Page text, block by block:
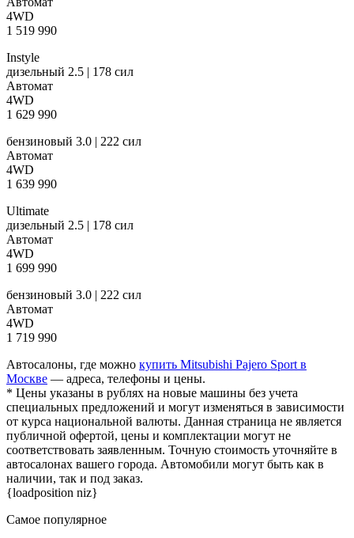
4WD
1 519 990
Instyle
дизельный 2.5 | 178 сил
Автомат
4WD
1 629 990
бензиновый 3.0 | 222 сил
Автомат
4WD
1 639 990
Ultimate
дизельный 2.5 | 178 сил
Автомат
4WD
1 699 990
бензиновый 3.0 | 222 сил
Автомат
4WD
1 719 990
Автосалоны, где можно купить Mitsubishi Pajero Sport в
Москве — адреса, телефоны и цены.
* Цены указаны в рублях на новые машины без учета
специальных предложений и могут изменяться в зависимости
от курса национальной валюты. Данная страница не является
публичной офертой, цены и комплектации могут не
соответствовать заявленным. Точную стоимость уточняйте в
автосалонах вашего города. Автомобили могут быть как в
наличии, так и под заказ.
{loadposition niz}
Самое популярное